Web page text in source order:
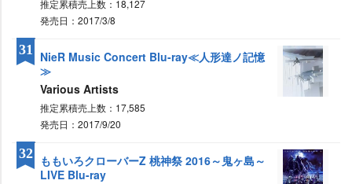
推定累積売上数：18,127
発売日：2017/3/8
NieR Music Concert Blu-ray≪人形達ノ記憶
Various Artists
推定累積売上数：17,585
発売日：2017/9/20
31
ももいろクローバーZ 桃神祭 2016～鬼ヶ島～
LIVE Blu-ray
32